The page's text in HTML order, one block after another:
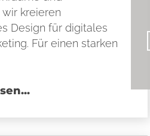
wir kreieren
Design für digitales
Für einen starken